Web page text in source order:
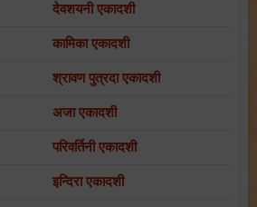
देवशयनी एकादशी
कामिका एकादशी
श्रावण पुत्रदा एकादशी
अजा एकादशी
परिवर्तिनी एकादशी
इन्दिरा एकादशी